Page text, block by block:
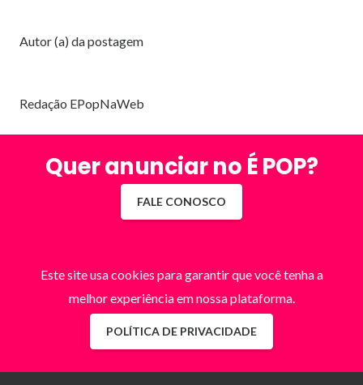
Autor (a) da postagem
Redação EPopNaWeb
Quer anunciar no É POP?
FALE CONOSCO
Este site usa cookies para garantir que você tenha a
melhor experiência em nossa plataforma.
POLÍTICA DE PRIVACIDADE